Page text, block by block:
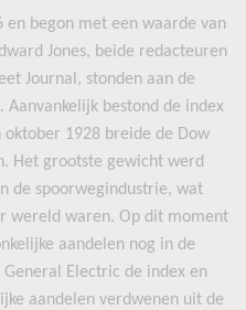
begon met een waarde van
Jones, beide redacteuren
Journal, stonden aan de
Aanvankelijk bestond de index
1928 breide de Dow
Het grootste gewicht werd
de spoorwegindustrie, wat
wereld waren. Op dit moment
aandelen nog in de
Electric de index en
aandelen verdwenen uit de